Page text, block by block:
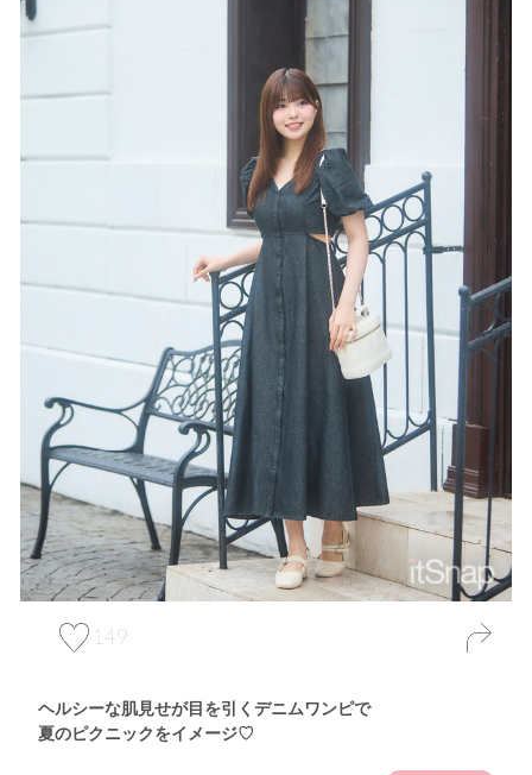
149
ヘルシーな肌見せが目を引くデニムワンピで
夏のピクニックをイメージ♡